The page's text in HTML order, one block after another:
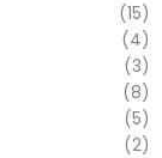
(15)
(4)
(3)
(8)
(5)
(2)